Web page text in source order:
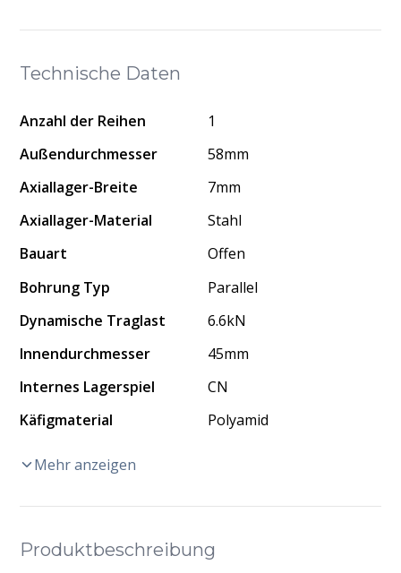
Technische Daten
Anzahl der Reihen
1
Außendurchmesser
58mm
Axiallager-Breite
7mm
Axiallager-Material
Stahl
Bauart
Offen
Bohrung Typ
Parallel
Dynamische Traglast
6.6kN
Innendurchmesser
45mm
Internes Lagerspiel
CN
Käfigmaterial
Polyamid
Mehr anzeigen
Produktbeschreibung